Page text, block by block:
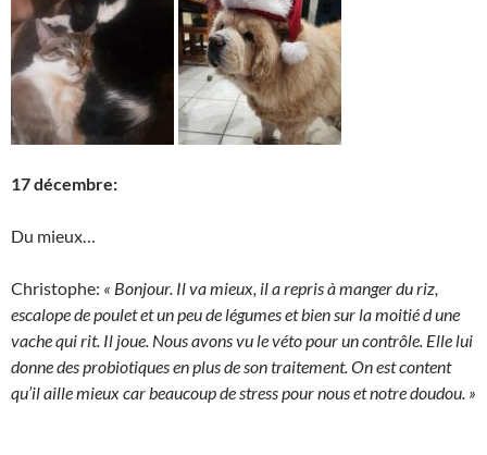
17 décembre:
Du mieux…
Christophe: « Bonjour. Il va mieux, il a repris à manger du riz,
escalope de poulet et un peu de légumes et bien sur la moitié d une
vache qui rit. Il joue. Nous avons vu le véto pour un contrôle. Elle lui
donne des probiotiques en plus de son traitement. On est content
qu’il aille mieux car beaucoup de stress pour nous et notre doudou. »